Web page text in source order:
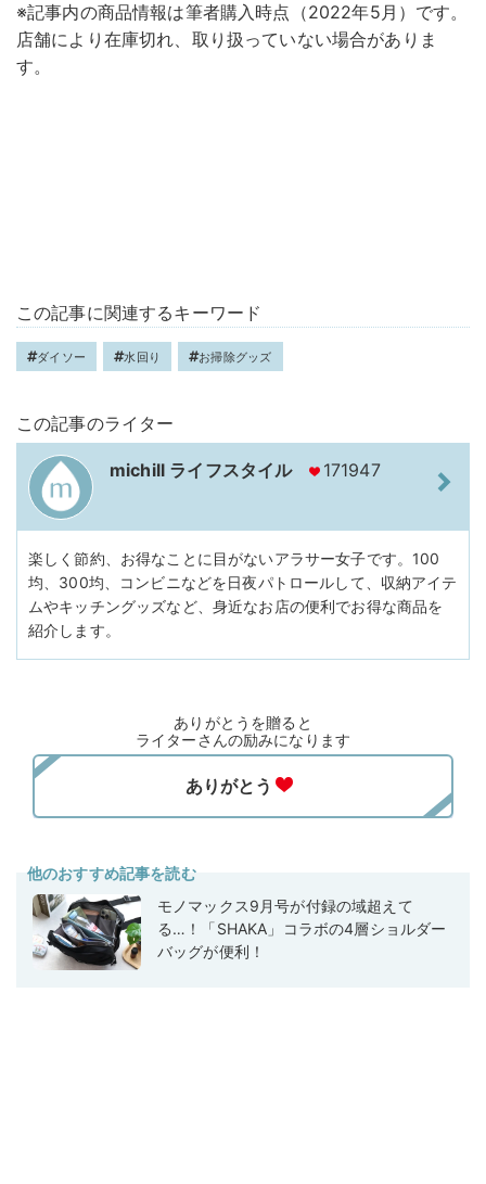
※記事内の商品情報は筆者購入時点（2022年5月）です。
店舗により在庫切れ、取り扱っていない場合がありま
す。
この記事に関連するキーワード
ダイソー 水回り お掃除グッズ
この記事のライター
michill ライフスタイル 171947
楽しく節約、お得なことに目がないアラサー女子です。100
均、300均、コンビニなどを日夜パトロールして、収納アイテ
ムやキッチングッズなど、身近なお店の便利でお得な商品を
紹介します。
ありがとうを贈ると
ライターさんの励みになります
他のおすすめ記事を読む
モノマックス9月号が付録の域超えて
る…！「SHAKA」コラボの4層ショルダー
バッグが便利！